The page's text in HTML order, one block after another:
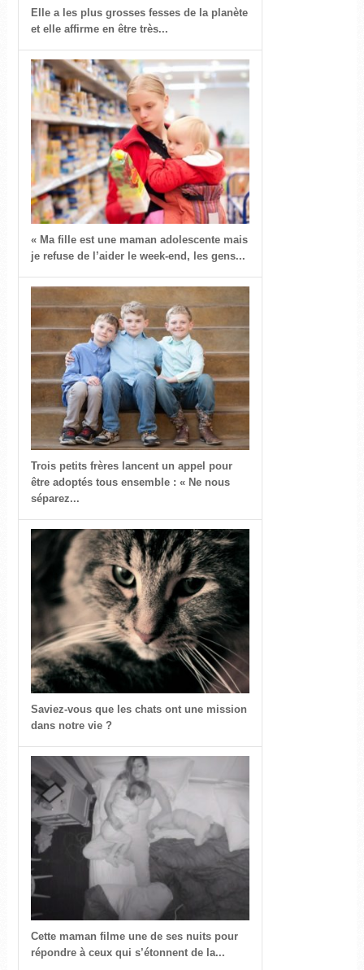
Elle a les plus grosses fesses de la planète
et elle affirme en être très...
« Ma fille est une maman adolescente mais
je refuse de l’aider le week-end, les gens...
Trois petits frères lancent un appel pour
être adoptés tous ensemble : « Ne nous
séparez...
Saviez-vous que les chats ont une mission
dans notre vie ?
Cette maman filme une de ses nuits pour
répondre à ceux qui s’étonnent de la...